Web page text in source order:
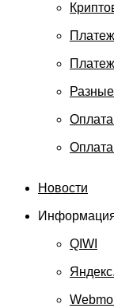
Новости
QIWI